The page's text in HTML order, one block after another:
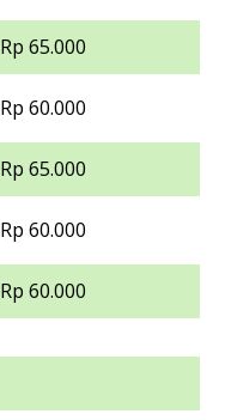
Rp 65.000
Rp 60.000
Rp 65.000
Rp 60.000
Rp 60.000